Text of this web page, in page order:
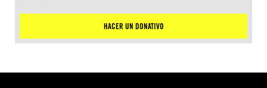
HACER UN DONATIVO